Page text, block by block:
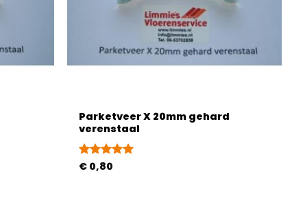
Parketveer X 20mm gehard
verenstaal
Gewaardeerd
€ 0,80